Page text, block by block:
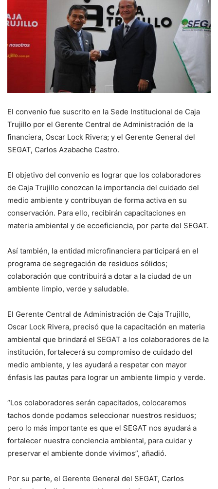
El convenio fue suscrito en la Sede Institucional de Caja
Trujillo por el Gerente Central de Administración de la
financiera, Oscar Lock Rivera; y el Gerente General del
SEGAT, Carlos Azabache Castro.
El objetivo del convenio es lograr que los colaboradores
de Caja Trujillo conozcan la importancia del cuidado del
medio ambiente y contribuyan de forma activa en su
conservación. Para ello, recibirán capacitaciones en
materia ambiental y de ecoeficiencia, por parte del SEGAT.
Así también, la entidad microfinanciera participará en el
programa de segregación de residuos sólidos;
colaboración que contribuirá a dotar a la ciudad de un
ambiente limpio, verde y saludable.
El Gerente Central de Administración de Caja Trujillo,
Oscar Lock Rivera, precisó que la capacitación en materia
ambiental que brindará el SEGAT a los colaboradores de la
institución, fortalecerá su compromiso de cuidado del
medio ambiente, y les ayudará a respetar con mayor
énfasis las pautas para lograr un ambiente limpio y verde.
“Los colaboradores serán capacitados, colocaremos
tachos donde podamos seleccionar nuestros residuos;
pero lo más importante es que el SEGAT nos ayudará a
fortalecer nuestra conciencia ambiental, para cuidar y
preservar el ambiente donde vivimos”, añadió.
Por su parte, el Gerente General del SEGAT, Carlos